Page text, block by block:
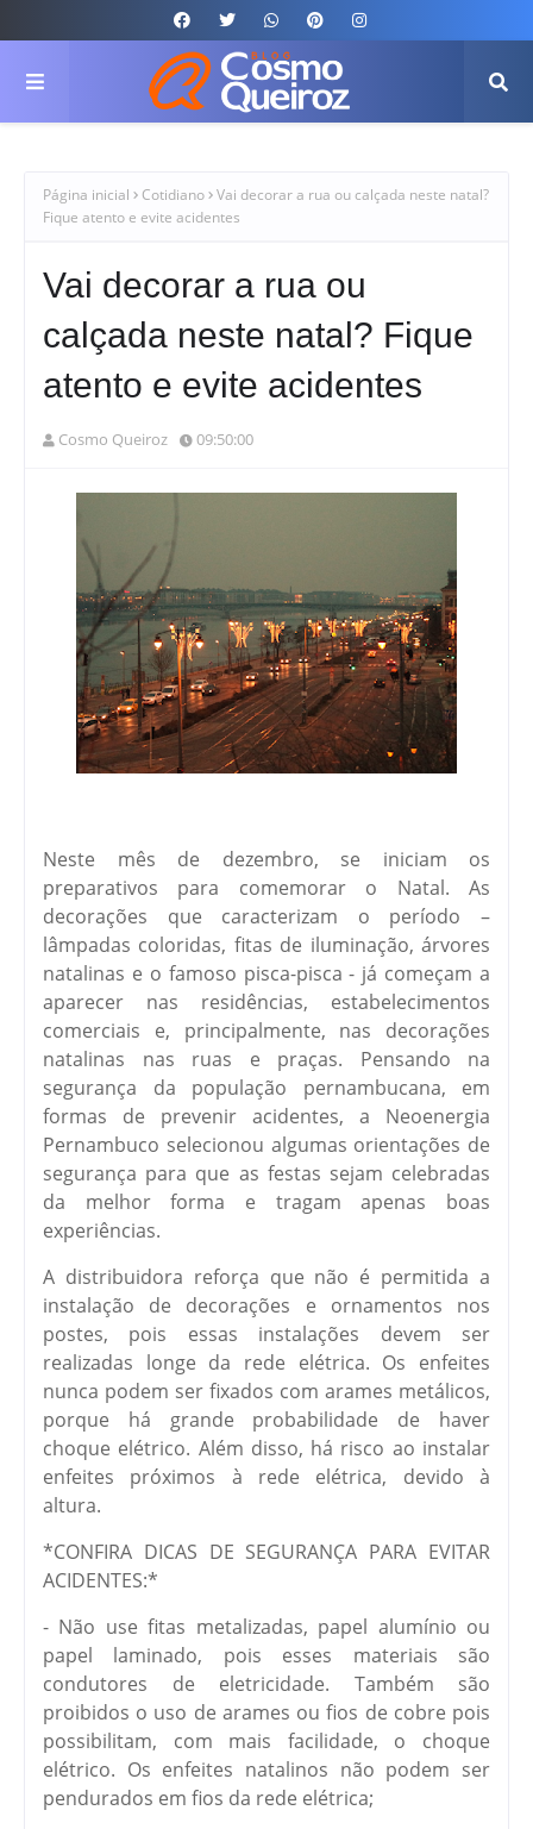
Página inicial Cotidiano Vai decorar a rua ou calçada neste natal?
Fique atento e evite acidentes
Vai decorar a rua ou
calçada neste natal? Fique
atento e evite acidentes
Cosmo Queiroz 09:50:00
Neste mês de dezembro, se iniciam os
preparativos para comemorar o Natal. As
decorações que caracterizam o período –
lâmpadas coloridas, fitas de iluminação, árvores
natalinas e o famoso pisca-pisca - já começam a
aparecer nas residências, estabelecimentos
comerciais e, principalmente, nas decorações
natalinas nas ruas e praças. Pensando na
segurança da população pernambucana, em
formas de prevenir acidentes, a Neoenergia
Pernambuco selecionou algumas orientações de
segurança para que as festas sejam celebradas
da melhor forma e tragam apenas boas
experiências.
A distribuidora reforça que não é permitida a
instalação de decorações e ornamentos nos
postes, pois essas instalações devem ser
realizadas longe da rede elétrica. Os enfeites
nunca podem ser fixados com arames metálicos,
porque há grande probabilidade de haver
choque elétrico. Além disso, há risco ao instalar
enfeites próximos à rede elétrica, devido à
altura.
*CONFIRA DICAS DE SEGURANÇA PARA EVITAR
ACIDENTES:*
- Não use fitas metalizadas, papel alumínio ou
papel laminado, pois esses materiais são
condutores de eletricidade. Também são
proibidos o uso de arames ou fios de cobre pois
possibilitam, com mais facilidade, o choque
elétrico. Os enfeites natalinos não podem ser
pendurados em fios da rede elétrica;